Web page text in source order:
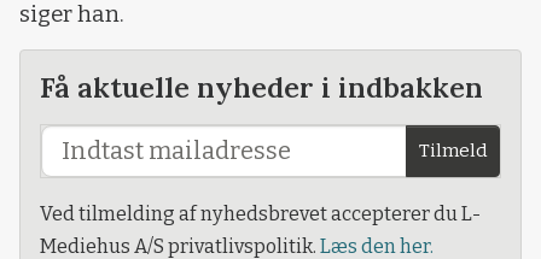
siger han.
Få aktuelle nyheder i indbakken
Tilmeld
Ved tilmelding af nyhedsbrevet accepterer du L-
Mediehus A/S privatlivspolitik. Læs den her.